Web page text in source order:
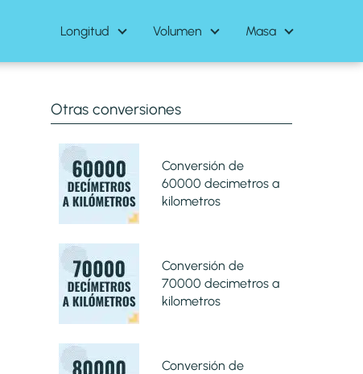
Longitud Volumen Masa
Otras conversiones
Conversión de
60000 decimetros a
kilometros
Conversión de
70000 decimetros a
kilometros
Conversión de